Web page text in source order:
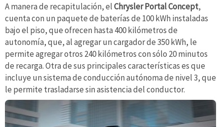
A manera de recapitulación, elChrysler Portal Concept,
cuenta con un paquete de baterías de 100 kWh instaladas
bajo el piso, que ofrecen hasta 400 kilómetros de
autonomía, que, al agregar un cargador de 350 kWh, le
permite agregar otros 240 kilómetros con sólo 20 minutos
de recarga. Otra de sus principales características es que
incluye un sistema de conducción autónoma de nivel 3, que
le permite trasladarse sin asistencia del conductor.